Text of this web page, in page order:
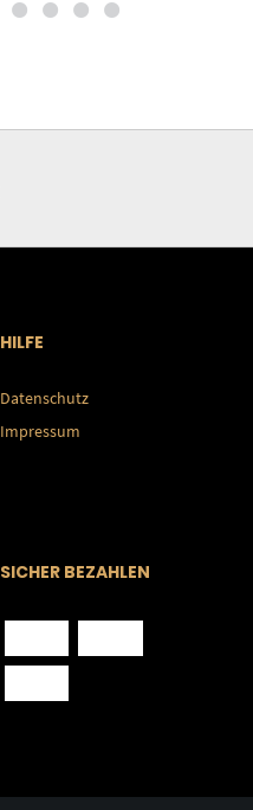
HILFE
Datenschutz
Impressum
SICHER BEZAHLEN